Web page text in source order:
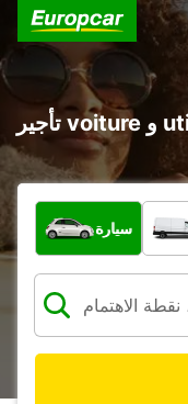
ما نوع المركبة؟
سيارة